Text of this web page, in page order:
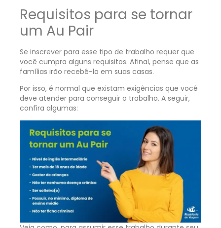
Requisitos para se tornar
um Au Pair
Se inscrever para esse tipo de trabalho requer que
você cumpra alguns requisitos. Afinal, pense que as
famílias irão recebê-la em suas casas.
Por isso, é normal que existam exigências que você
deve atender para conseguir o trabalho. A seguir,
confira algumas: